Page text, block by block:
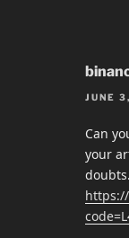
JUNE
Can
your